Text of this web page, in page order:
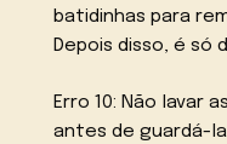
batidinhas para
Depois disso, é só
Erro 10: Não lavar
antes de guardá-